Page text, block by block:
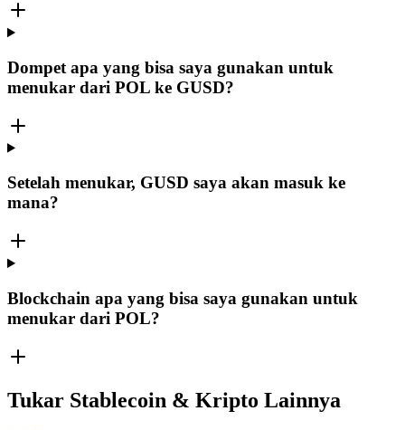
Dompet apa yang bisa saya gunakan untuk
menukar dari POL ke GUSD?
Setelah menukar, GUSD saya akan masuk ke
mana?
Blockchain apa yang bisa saya gunakan untuk
menukar dari POL?
Tukar Stablecoin & Kripto Lainnya